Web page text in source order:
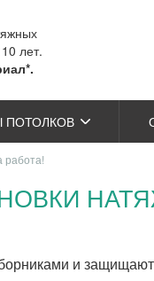
лет.
ПОТОЛКОВ
работа!
и